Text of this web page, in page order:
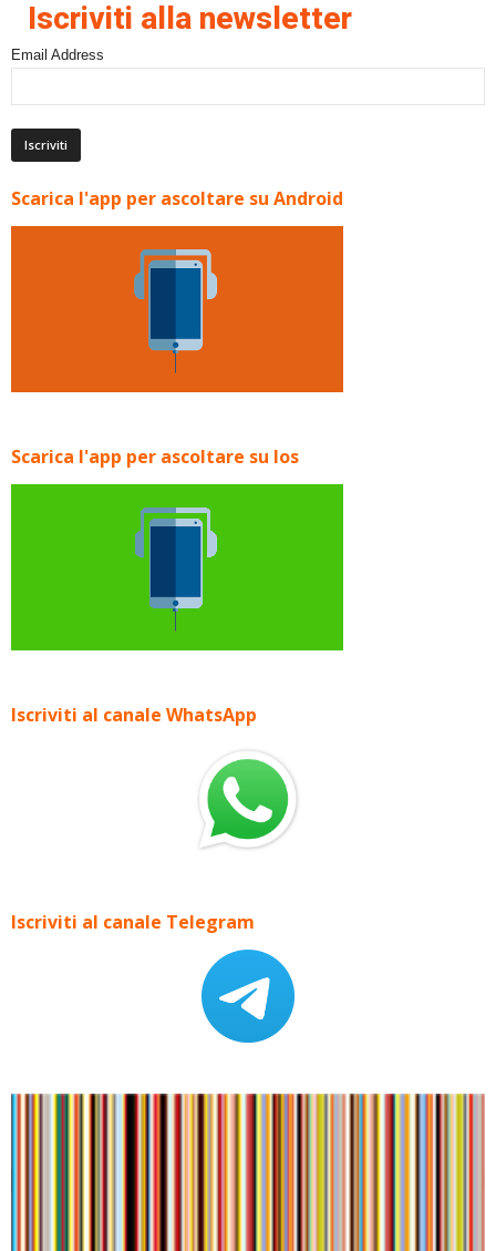
Iscriviti alla newsletter
Email Address
Scarica l'app per ascoltare su Android
Scarica l'app per ascoltare su Ios
Iscriviti al canale WhatsApp
Iscriviti al canale Telegram